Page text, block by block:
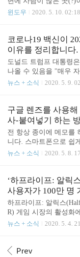
체할 시기가 되었는지
을 교체할 시기가 되면
있나요? 이 질문에 정
하는 일이 일어나지 않
누르자마자 윈도우
로 이동하는 게 편하겠
면을 없애고 자동으로
습니다. 방법은 이렇습
프트 계정이 아닌 로컬
합니다. 먼저 시작 버튼
니다. 새 창에서 "대신
하고 화면에서 안내하
윈도우 2020. 5. 10. 02:18
코로나19 백신이
이유를 정리합니다.
도널드 트럼프 대통령
나올 수 있음을 "매우
두가 좀 더 신중해야 하
기 위해 수십억 달러가
월 현재 전세계적으로
신이 개발되고 있습니
면 단지 한 두 개의 치
를 가져올 가능성이 높
도움이 될 수 있으며,
학 연구는 원래 진척 속
다. 또한, 매우 복잡하
뉴스 + 소식 2020. 5. 9.
구글 렌즈를 사용
사-붙여넣기 하는
전 항상 종이에 메모를
니다. 스마트폰으로 쉽
편해 보인다고 말이죠.
런 제 생각이 이제는 완
종이에 메모한 손글씨
사한 다음, 노트북이나
기능을 내놨습니다. 구
롭게 추가된 이 기능은
문장을 복사하여 컴퓨
요. 이 기능의 사용 방
렌즈(Google Lens)를 열
뉴스 + 소식 2020. 5. 8.
‘하프라이프: 알릭
사용자가 100만 명
하프라이프: 알릭스
R) 게임 시장의 활성화
으로 보입니다. VR 관
월 한 달 동안 스팀 사용
뉴스 + 소식 2020. 5. 4.
Prev